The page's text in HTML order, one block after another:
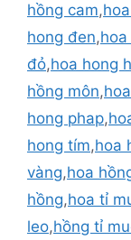
hồng cam,
hong đen,
đỏ,hoa hong
hồng môn,
hong phap,
hong tím,hoa
vàng,hoa
hồng,hoa tỉ
leo,hồng tỉ